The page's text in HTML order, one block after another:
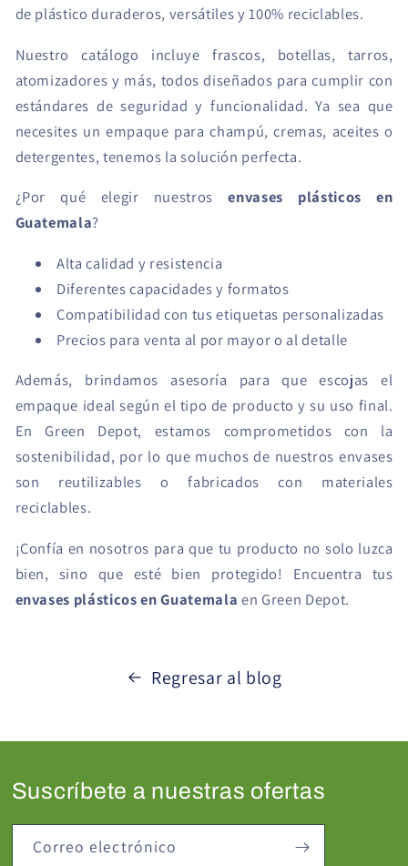
de plástico duraderos, versátiles y 100% reciclables.
Nuestro catálogo incluye frascos, botellas, tarros,
atomizadores y más, todos diseñados para cumplir con
estándares de seguridad y funcionalidad. Ya sea que
necesites un empaque para champú, cremas, aceites o
detergentes, tenemos la solución perfecta.
¿Por qué elegir nuestrosenvases plásticos en
Guatemala?
Alta calidad y resistencia
Diferentes capacidades y formatos
Compatibilidad con tus etiquetas personalizadas
Precios para venta al por mayor o al detalle
Además, brindamos asesoría para que escojas el
empaque ideal según el tipo de producto y su uso final.
En Green Depot, estamos comprometidos con la
sostenibilidad, por lo que muchos de nuestros envases
son reutilizables o fabricados con materiales
reciclables.
¡Confía en nosotros para que tu producto no solo luzca
bien, sino que esté bien protegido! Encuentra tus
envases plásticos en Guatemala en Green Depot.
Regresar al blog
Suscríbete a nuestras ofertas
Correo electrónico